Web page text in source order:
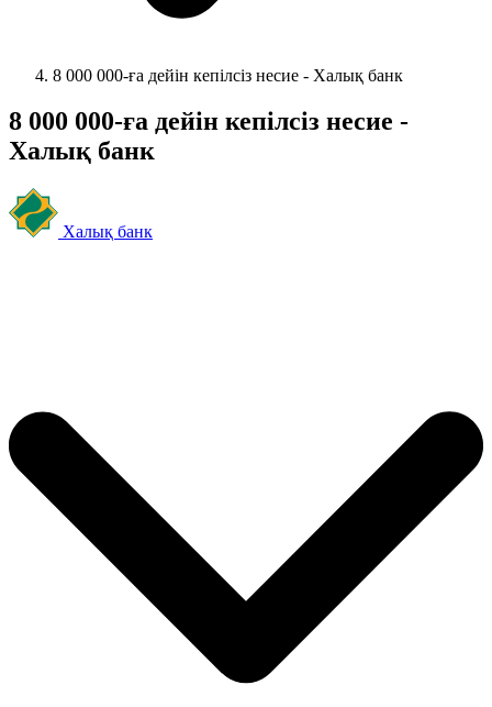
8 000 000-ға дейін кепілсіз несие - Халық банк
8 000 000-ға дейін кепілсіз несие -
Халық банк
Халық банк